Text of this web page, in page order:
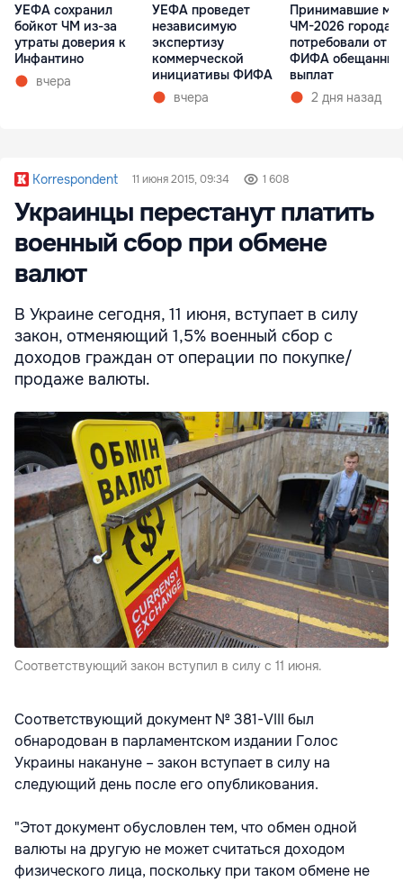
УЕФА сохранил
бойкот ЧМ из-за
утраты доверия к
Инфантино
вчера
УЕФА проведет
независимую
экспертизу
коммерческой
инициативы ФИФА
вчера
Принимавшие
ЧМ-2026 города
потребовали от
ФИФА обещанных
выплат
2 дня назад
Korrespondent 11 июня 2015, 09:34 1 608
Украинцы перестанут платить
военный сбор при обмене
валют
В Украине сегодня, 11 июня, вступает в силу
закон, отменяющий 1,5% военный сбор с
доходов граждан от операции по покупке/
продаже валюты.
Соответствующий закон вступил в силу с 11 июня.
Соответствующий документ № 381-VIII был
обнародован в парламентском издании Голос
Украины накануне – закон вступает в силу на
следующий день после его опубликования.
"Этот документ обусловлен тем, что обмен одной
валюты на другую не может считаться доходом
физического лица, поскольку при таком обмене не